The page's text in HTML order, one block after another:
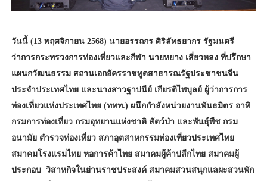
วันนี้ (13 พฤศจิกายน 2568) นายอรรถกร ศิริลัทธยากร รัฐมนตรี
ว่าการกระทรวงการท่องเที่ยวและกีฬา นายหยาง เสี่ยวหลง ที่ปรึกษา
แผนกวัฒนธรรม สถานเอกอัครราชทูตสาธารณรัฐประชาชนจีน
ประจำประเทศไทย และนางสาวฐาปนีย์ เกียรติไพบูลย์ ผู้ว่าการการ
ท่องเที่ยวแห่งประเทศไทย (ททท.) ผนึกกำลังหน่วยงานพันธมิตร อาทิ
กรมการท่องเที่ยว กรมอุทยานแห่งชาติ สัตว์ป่า และพันธุ์พืช กรม
อนามัย ตำรวจท่องเที่ยว สภาอุตสาหกรรมท่องเที่ยวประเทศไทย
สมาคมโรงแรมไทย หอการค้าไทย สมาคมผู้ค้าปลีกไทย สมาคมผู้
ประกอบ วิสาหกิจในย่านราชประสงค์ สมาคมสวนสนุกแลผะสวนพัก